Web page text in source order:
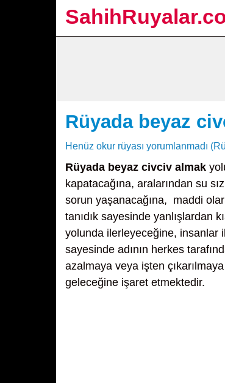
Rüyada beyaz
Henüz okur rüyası yorumlanmadı
Rüyada beyaz civciv almak
kapatacağına, aralarından su
sorun yaşanacağına, maddi
tanıdık sayesinde yanlışlardan
yolunda ilerleyeceğine, insanlar
sayesinde adının herkes
azalmaya veya işten
geleceğine işaret etmektedir.